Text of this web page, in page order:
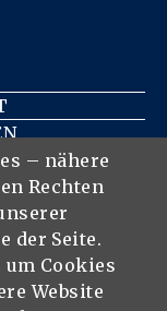
– nähere
Rechten
der Seite.
um Cookies
Website